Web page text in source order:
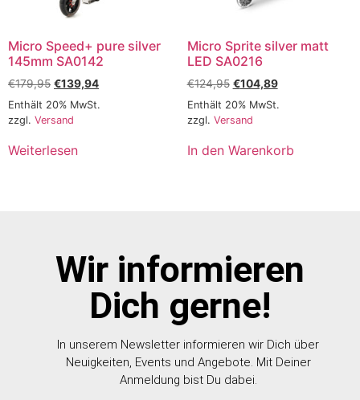
Micro Speed+ pure silver
145mm SA0142
€179,95 €139,94
Enthält 20% MwSt.
zzgl. Versand
Weiterlesen
Micro Sprite silver matt
LED SA0216
€124,95 €104,89
Enthält 20% MwSt.
zzgl. Versand
In den Warenkorb
Wir informieren
Dich gerne!
In unserem Newsletter informieren wir Dich über
Neuigkeiten, Events und Angebote. Mit Deiner
Anmeldung bist Du dabei.